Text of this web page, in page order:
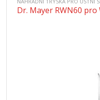
Dr. Mayer RWN60 pro